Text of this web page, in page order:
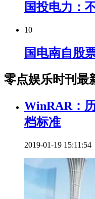
国投电力：
10
国电南自股
零点娱乐时刊最
WinRAR：
档标准
2019-01-19 15:11:54